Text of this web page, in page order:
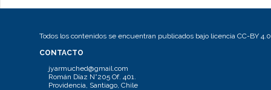
Todos los contenidos se encuentran publicados bajo licencia CC-BY 4.0
CONTACTO
jyarmuched@gmail.com
Román Díaz N°205 Of. 401.
Providencia, Santiago, Chile